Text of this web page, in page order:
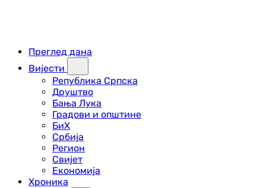
Преглед дана
Вијести
Република Српска
Друштво
Бања Лука
Градови и општине
БиХ
Србија
Регион
Свијет
Економија
Хроника